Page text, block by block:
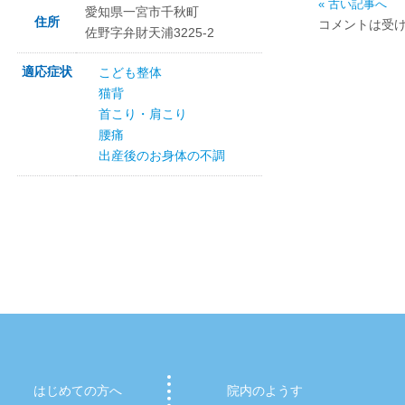
« 古い記事へ
コメントは受
住所
愛知県一宮市千秋町
佐野字弁財天浦3225-2
適応症状
こども整体
猫背
首こり・肩こり
腰痛
出産後のお身体の不調
はじめての方へ 院内のようす